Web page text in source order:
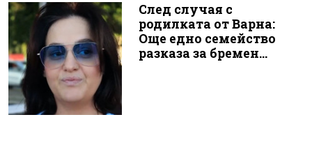
След случая с
родилката от Варна:
Още едно семейство
разказа за бремен...